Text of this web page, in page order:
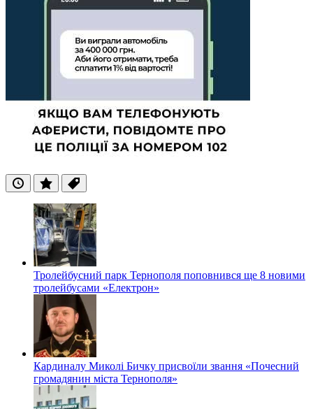
ОстанніПопулярні
Теги
Тролейбусний парк Тернополя поповнився ще 8 новими
тролейбусами «Електрон»
Кардиналу Миколі Бичку присвоїли звання «Почесний
громадянин міста Тернополя»